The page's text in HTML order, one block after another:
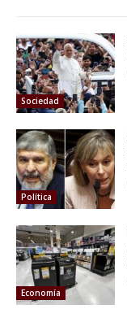
Sociedad
Política
Economía